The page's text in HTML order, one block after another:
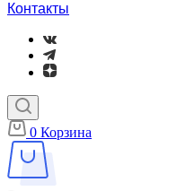
Контакты
0 Корзина